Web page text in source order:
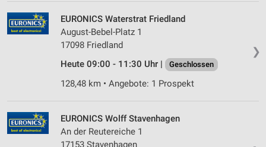
❯
EURONICS Waterstrat Friedland
August-Bebel-Platz 1
17098 Friedland
Heute 09:00 - 11:30 Uhr |
Geschlossen
128,48 km • Angebote: 1 Prospekt
EURONICS Wolff Stavenhagen
An der Reutereiche 1
17153 Stavenhagen